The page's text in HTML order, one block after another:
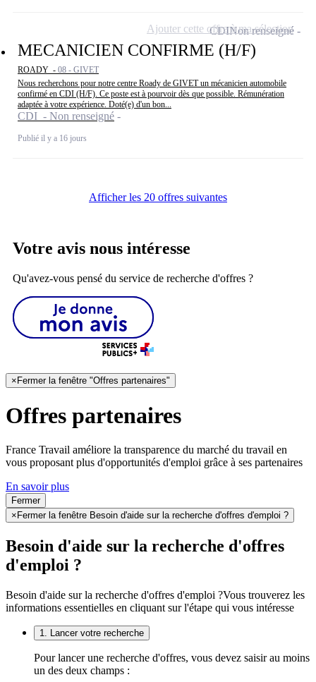
MECANICIEN CONFIRME (H/F)
ROADY - 08 - GIVET
Nous recherchons pour notre centre Roady de GIVET un mécanicien automobile
confirmé en CDI (H/F). Ce poste est à pourvoir dès que possible. Rémunération
adaptée à votre expérience. Doté(e) d'un bon...
CDI - Non renseigné
Publié il y a 16 jours
CDINon renseigné
Ajouter cette offre à ma sélection
Afficher les 20 offres suivantes
Votre avis nous intéresse
Qu'avez-vous pensé du service de recherche d'offres ?
×Fermer la fenêtre "Offres partenaires"
Offres partenaires
France Travail améliore la transparence du marché du travail en
vous proposant plus d'opportunités d'emploi grâce à ses partenaires
En savoir plus
Fermer
× Fermer la fenêtre Besoin d'aide sur la recherche d'offres d'emploi ?
Besoin d'aide sur la recherche d'offres
d'emploi ?
Besoin d'aide sur la recherche d'offres d'emploi ?Vous trouverez les
informations essentielles en cliquant sur l'étape qui vous intéresse
1. Lancer votre recherche
Pour lancer une recherche d'offres, vous devez saisir au moins
un des deux champs :